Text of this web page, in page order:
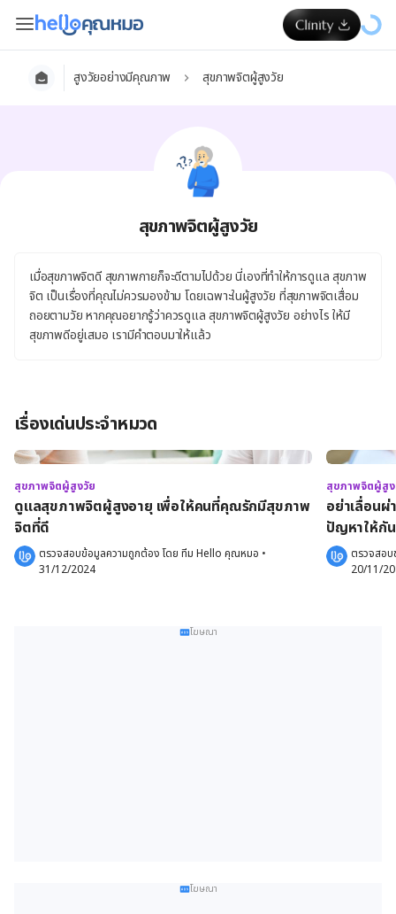
สูงวัยอย่างมีคุณภาพ สุขภาพจิตผู้สูงวัย
สุขภาพจิตผู้สูงวัย
เมื่อสุขภาพจิตดี สุขภาพกายก็จะดีตามไปด้วย นี่เองที่ทำให้การดูแล สุขภาพ
จิต เป็นเรื่องที่คุณไม่ควรมองข้าม โดยเฉพาะในผู้สูงวัย ที่สุขภาพจิตเสื่อม
ถอยตามวัย หากคุณอยากรู้ว่าควรดูแล สุขภาพจิตผู้สูงวัย อย่างไร ให้มี
สุขภาพดีอยู่เสมอ เรามีคำตอบมาให้แล้ว
เรื่องเด่นประจำหมวด
สุขภาพจิตผู้สูงวัย
ดูแลสุขภาพจิตผู้สูงอายุ เพื่อให้คนที่คุณรักมีสุขภาพ
จิตที่ดี
ตรวจสอบข้อมูลความถูกต้อง โดย ทีม Hello คุณหมอ •
31/12/2024
สุขภาพจิตผู้สู
อย่าเลื่อน
ปัญหาให้กั
ตรวจสอ
20/11/
โฆษณา
โฆษณา